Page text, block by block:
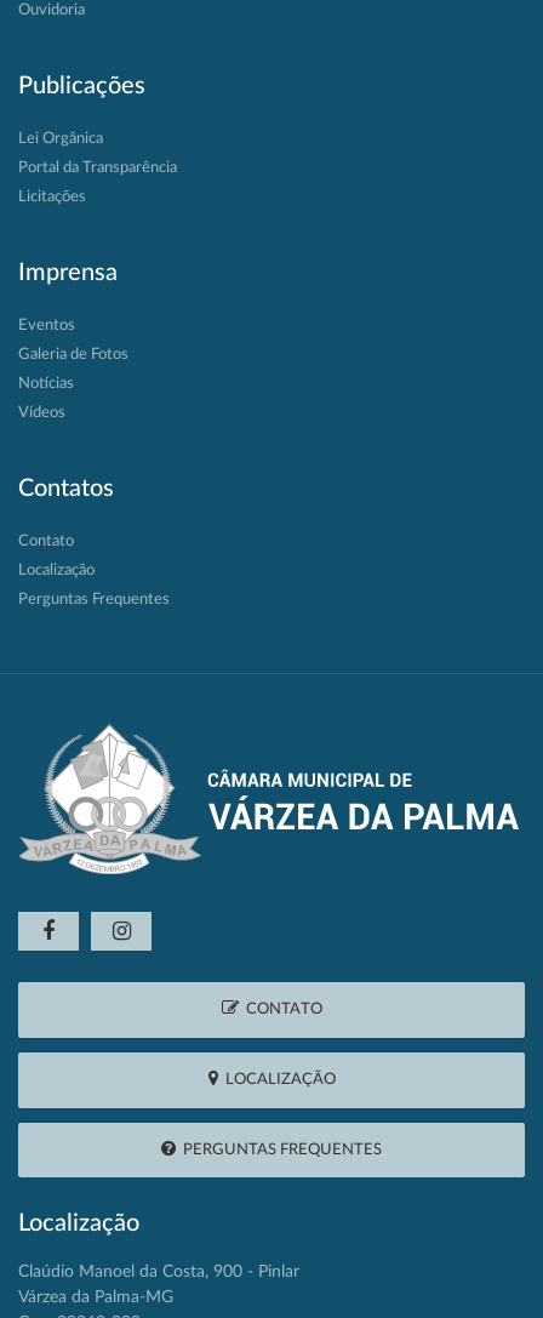
Ouvidoria
Publicações
Lei Orgânica
Portal da Transparência
Licitações
Imprensa
Eventos
Galeria de Fotos
Notícias
Vídeos
Contatos
Contato
Localização
Perguntas Frequentes
CONTATO
LOCALIZAÇÃO
PERGUNTAS FREQUENTES
Localização
Claúdio Manoel da Costa, 900 - Pinlar
Várzea da Palma-MG